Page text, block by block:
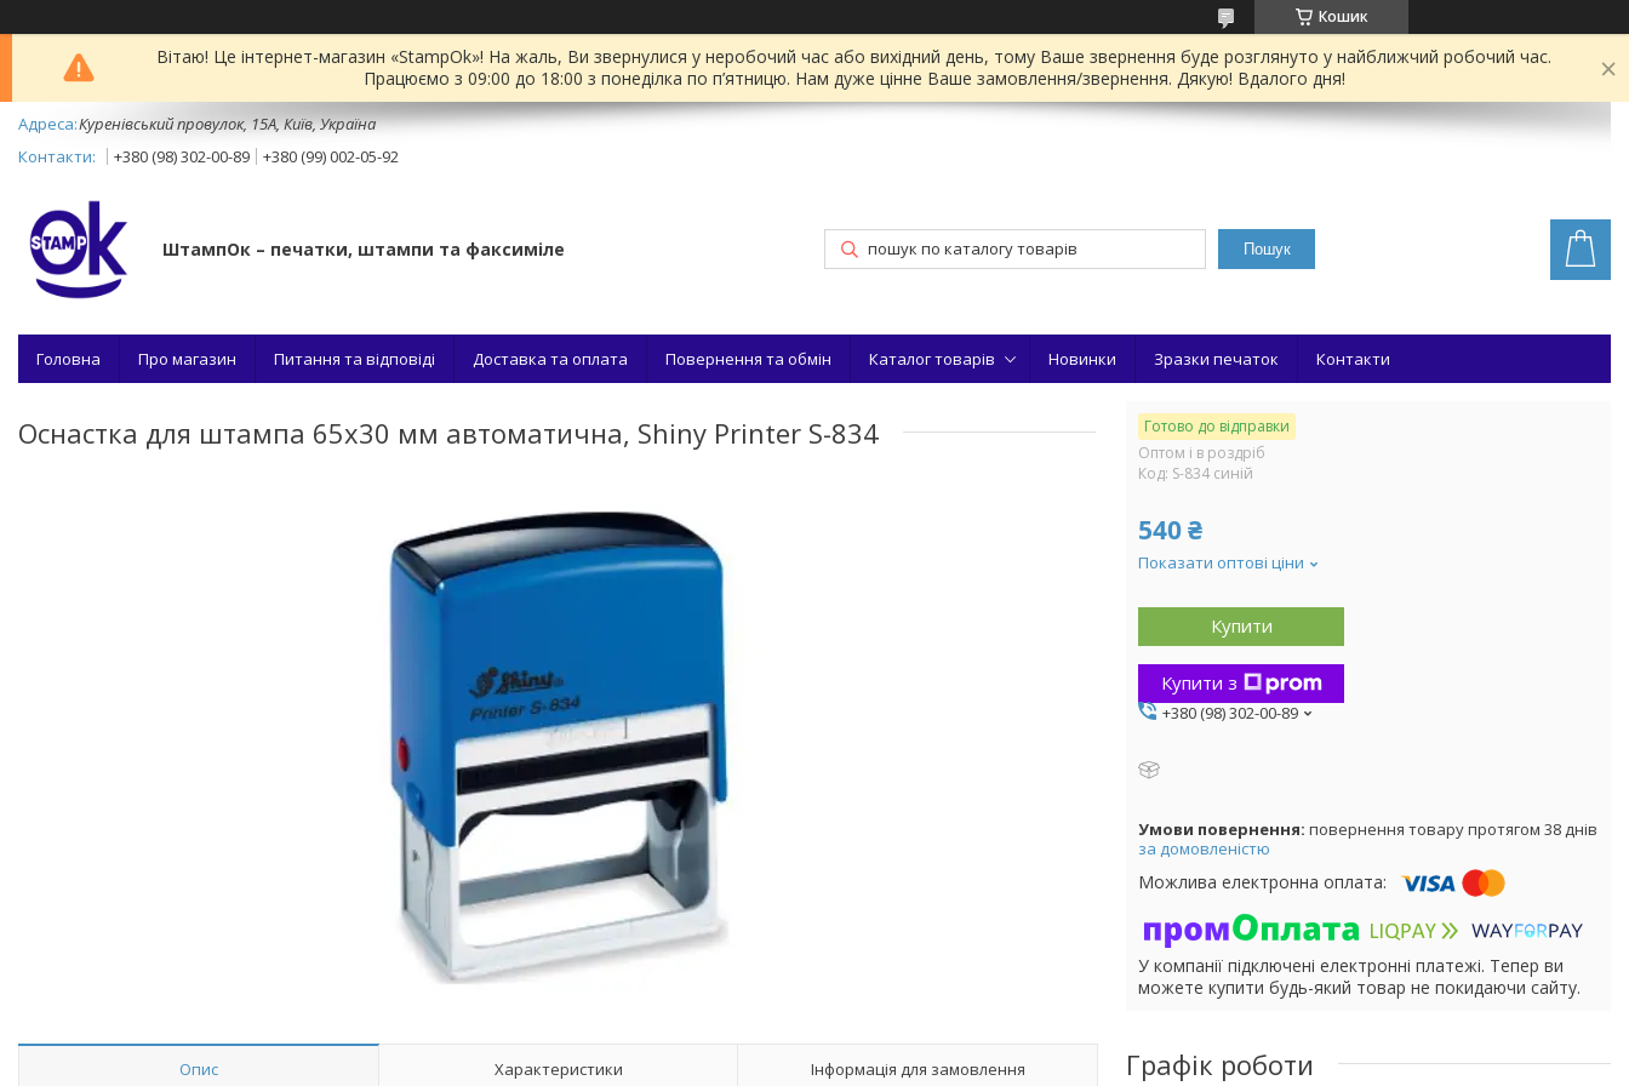
Кошик
Вітаю! Це інтернет-магазин «StampOk»! На жаль, Ви звернулися у неробочий час або вихідний день, тому Ваше звернення буде розглянуто у найближчий робочий час.
Працюємо з 09:00 до 18:00 з понеділка по п’ятницю. Нам дуже цінне Ваше замовлення/звернення. Дякую! Вдалого дня!
Куренівський провулок, 15А, Київ, Україна
+380 (98) 302-00-89
+380 (99) 002-05-92
ШтампОк – печатки, штампи та факсиміле Пошук
Головна Про магазин Питання та відповіді Доставка та оплата Повернення та обмін Каталог товарів Новинки Зразки печаток Контакти
Оснастка для штампа 65x30 мм автоматична, Shiny Printer S-834
Опис Характеристики Інформація для замовлення
Готово до відправки
Оптом і в роздріб
Код: S-834 синій
540 ₴
Показати оптові ціни
Купити
Купити з
+380 (98) 302-00-89
повернення товару протягом 38 днів
за домовленістю
У компанії підключені електронні платежі. Тепер ви
можете купити будь-який товар не покидаючи сайту.
Графік роботи